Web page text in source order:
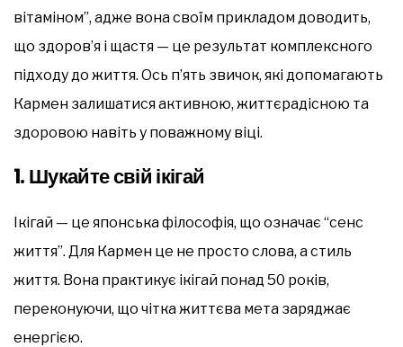
вітаміном”, адже вона своїм прикладом доводить,
що здоров’я і щастя — це результат комплексного
підходу до життя. Ось п’ять звичок, які допомагають
Кармен залишатися активною, життєрадісною та
здоровою навіть у поважному віці.
1.Шукайте свій ікігай
Ікігай — це японська філософія, що означає “сенс
життя”. Для Кармен це не просто слова, а стиль
життя. Вона практикує ікігай понад 50 років,
переконуючи, що чітка життєва мета заряджає
енергією.